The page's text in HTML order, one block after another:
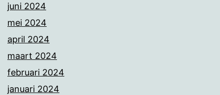
juni 2024
mei 2024
april 2024
maart 2024
februari 2024
januari 2024